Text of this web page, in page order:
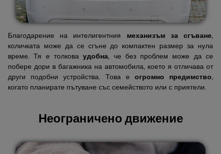
Благодарение на интелигентния механизъм за сгъване,
количката може да се сгъне до компактен размер за нула
време. Тя е толковаудобна, че без проблем може да се
побере дори в багажника на автомобила, което я отличава от
други подобни устройства. Това е огромно предимство,
когато планирате пътуване със семейството или с приятели.
Неограничено движение